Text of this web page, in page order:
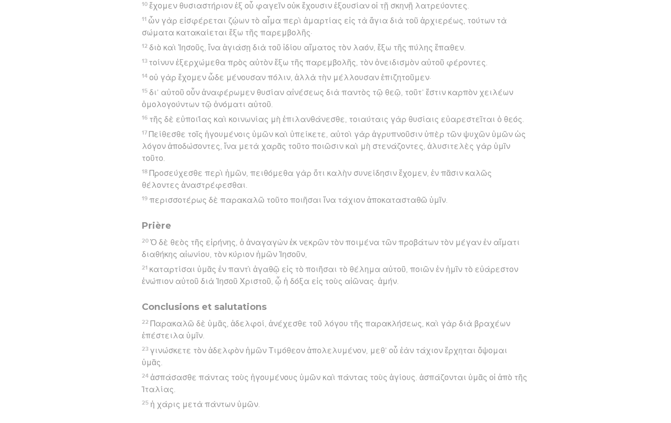
10 ἔχομεν θυσιαστήριον ἐξ οὗ φαγεῖν οὐκ ἔχουσιν ἐξουσίαν οἱ τῇ σκηνῇ λατρεύοντες.
11 ὧν γὰρ εἰσφέρεται ζῴων τὸ αἷμα περὶ ἁμαρτίας εἰς τὰ ἅγια διὰ τοῦ ἀρχιερέως, τούτων τὰ
σώματα κατακαίεται ἔξω τῆς παρεμβολῆς·
12 διὸ καὶ Ἰησοῦς, ἵνα ἁγιάσῃ διὰ τοῦ ἰδίου αἵματος τὸν λαόν, ἔξω τῆς πύλης ἔπαθεν.
13 τοίνυν ἐξερχώμεθα πρὸς αὐτὸν ἔξω τῆς παρεμβολῆς, τὸν ὀνειδισμὸν αὐτοῦ φέροντες.
14 οὐ γὰρ ἔχομεν ὧδε μένουσαν πόλιν, ἀλλὰ τὴν μέλλουσαν ἐπιζητοῦμεν·
15 δι’ αὐτοῦ οὖν ἀναφέρωμεν θυσίαν αἰνέσεως διὰ παντὸς τῷ θεῷ, τοῦτ’ ἔστιν καρπὸν χειλέων
ὁμολογούντων τῷ ὀνόματι αὐτοῦ.
16 τῆς δὲ εὐποιΐας καὶ κοινωνίας μὴ ἐπιλανθάνεσθε, τοιαύταις γὰρ θυσίαις εὐαρεστεῖται ὁ θεός.
17 Πείθεσθε τοῖς ἡγουμένοις ὑμῶν καὶ ὑπείκετε, αὐτοὶ γὰρ ἀγρυπνοῦσιν ὑπὲρ τῶν ψυχῶν ὑμῶν ὡς
λόγον ἀποδώσοντες, ἵνα μετὰ χαρᾶς τοῦτο ποιῶσιν καὶ μὴ στενάζοντες, ἀλυσιτελὲς γὰρ ὑμῖν
τοῦτο.
18 Προσεύχεσθε περὶ ἡμῶν, πειθόμεθα γὰρ ὅτι καλὴν συνείδησιν ἔχομεν, ἐν πᾶσιν καλῶς
θέλοντες ἀναστρέφεσθαι.
19 περισσοτέρως δὲ παρακαλῶ τοῦτο ποιῆσαι ἵνα τάχιον ἀποκατασταθῶ ὑμῖν.
Prière
20 Ὁ δὲ θεὸς τῆς εἰρήνης, ὁ ἀναγαγὼν ἐκ νεκρῶν τὸν ποιμένα τῶν προβάτων τὸν μέγαν ἐν αἵματι
διαθήκης αἰωνίου, τὸν κύριον ἡμῶν Ἰησοῦν,
21 καταρτίσαι ὑμᾶς ἐν παντὶ ἀγαθῷ εἰς τὸ ποιῆσαι τὸ θέλημα αὐτοῦ, ποιῶν ἐν ἡμῖν τὸ εὐάρεστον
ἐνώπιον αὐτοῦ διὰ Ἰησοῦ Χριστοῦ, ᾧ ἡ δόξα εἰς τοὺς αἰῶνας· ἀμήν.
Conclusions et salutations
22 Παρακαλῶ δὲ ὑμᾶς, ἀδελφοί, ἀνέχεσθε τοῦ λόγου τῆς παρακλήσεως, καὶ γὰρ διὰ βραχέων
ἐπέστειλα ὑμῖν.
23 γινώσκετε τὸν ἀδελφὸν ἡμῶν Τιμόθεον ἀπολελυμένον, μεθ’ οὗ ἐὰν τάχιον ἔρχηται ὄψομαι
ὑμᾶς.
24 ἀσπάσασθε πάντας τοὺς ἡγουμένους ὑμῶν καὶ πάντας τοὺς ἁγίους. ἀσπάζονται ὑμᾶς οἱ ἀπὸ τῆς
Ἰταλίας.
25 ἡ χάρις μετὰ πάντων ὑμῶν.